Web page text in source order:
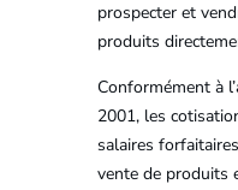
prospecter et
produits
Conformément à
2001, les
salaires
vente de produits